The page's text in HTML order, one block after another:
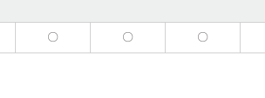
〇 〇 〇